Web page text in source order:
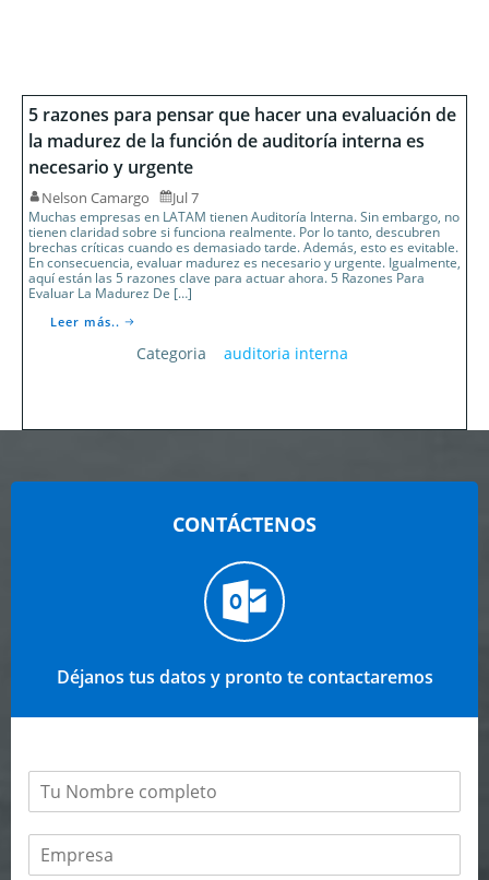
5 razones para pensar que hacer una evaluación de
la madurez de la función de auditoría interna es
necesario y urgente
Nelson Camargo Jul 7
Muchas empresas en LATAM tienen Auditoría Interna. Sin embargo, no
tienen claridad sobre si funciona realmente. Por lo tanto, descubren
brechas críticas cuando es demasiado tarde. Además, esto es evitable.
En consecuencia, evaluar madurez es necesario y urgente. Igualmente,
aquí están las 5 razones clave para actuar ahora. 5 Razones Para
Evaluar La Madurez De […]
Leer más..
Categoria auditoria interna
CONTÁCTENOS
Déjanos tus datos y pronto te contactaremos